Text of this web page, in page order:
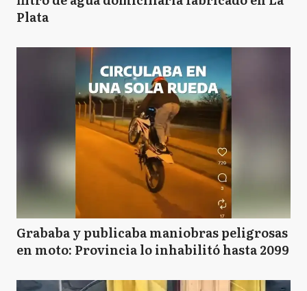
Plata
Grababa y publicaba maniobras peligrosas
en moto: Provincia lo inhabilitó hasta 2099